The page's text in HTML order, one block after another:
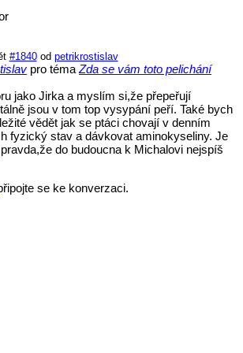
#1840 od petrikrostislav
pro téma Zda se vám toto pelichání
jako Jirka a myslím si,že přepeřují
jsou v tom top vysypání peří. Také bych
vědět jak se ptáci chovají v denním
fyzický stav a dávkovat aminokyseliny. Je
do budoucna k Michalovi nejspíš
se ke konverzaci.